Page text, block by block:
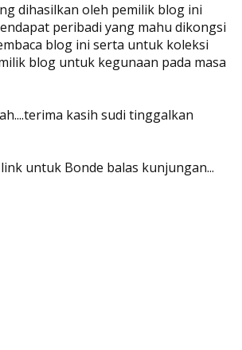
dihasilkan oleh pemilik blog ini
peribadi yang mahu dikongsi
blog ini serta untuk koleksi
blog untuk kegunaan pada masa
kasih sudi tinggalkan
untuk Bonde balas kunjungan...